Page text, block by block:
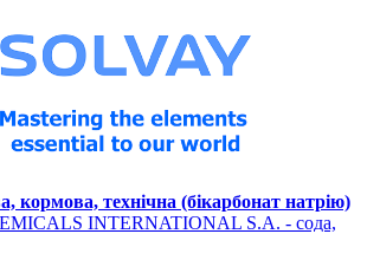
кормова, технічна (бікарбонат натрію)
INTERNATIONAL S.A. - сода,
(хімічна продукція)